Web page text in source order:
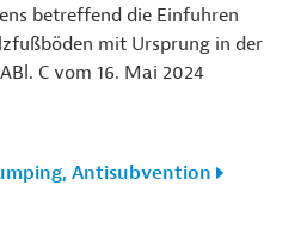
betreffend die Einfuhren
mit Ursprung in der
C vom 16. Mai 2024
Antisubvention